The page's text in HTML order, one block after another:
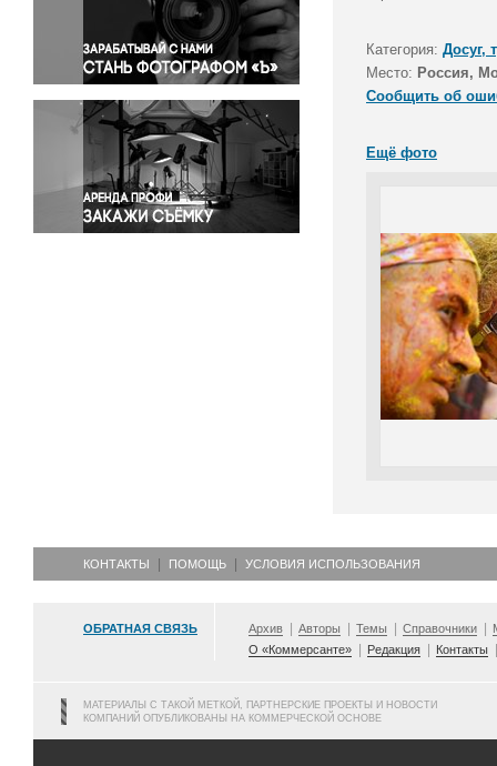
Правосудие
Происшествия и конфликты
Религия
Светская жизнь
Спорт
Экология
Экономика и бизнес
Категория: Досуг,
Место: Россия,
Сообщить об
Ещё фото
КОНТАКТЫ ПОМОЩЬ УСЛОВИЯ ИСПОЛЬЗОВАНИЯ
ОБРАТНАЯ СВЯЗЬ Архив Авторы Темы Справочники
О «Коммерсанте»
Редакция Контакты
МАТЕРИАЛЫ С ТАКОЙ МЕТКОЙ, ПАРТНЕРСКИЕ ПРОЕКТЫ И НОВОСТИ
КОМПАНИЙ ОПУБЛИКОВАНЫ НА КОММЕРЧЕСКОЙ ОСНОВЕ